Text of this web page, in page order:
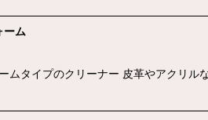
ーム
ムタイプのクリーナー 皮革やアクリ